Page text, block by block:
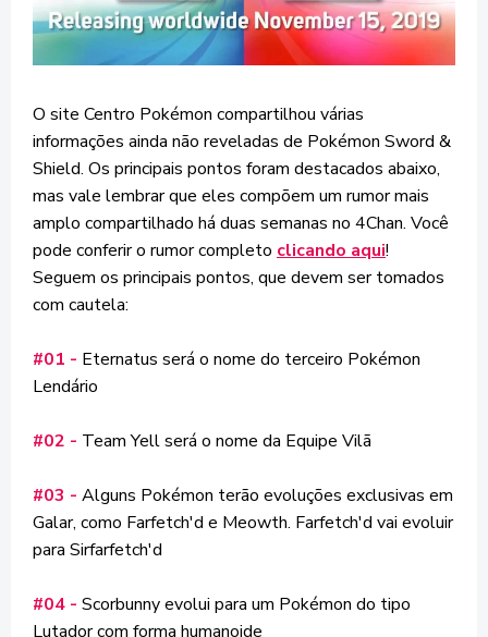
O site Centro Pokémon compartilhou várias
informações ainda não reveladas de Pokémon Sword &
Shield. Os principais pontos foram destacados abaixo,
mas vale lembrar que eles compõem um rumor mais
amplo compartilhado há duas semanas no 4Chan. Você
pode conferir o rumor completo clicando aqui!
Seguem os principais pontos, que devem ser tomados
com cautela:
#01 - Eternatus será o nome do terceiro Pokémon
Lendário
#02 - Team Yell será o nome da Equipe Vilã
#03 - Alguns Pokémon terão evoluções exclusivas em
Galar, como Farfetch'd e Meowth. Farfetch'd vai evoluir
para Sirfarfetch'd
#04 - Scorbunny evolui para um Pokémon do tipo
Lutador com forma humanoide